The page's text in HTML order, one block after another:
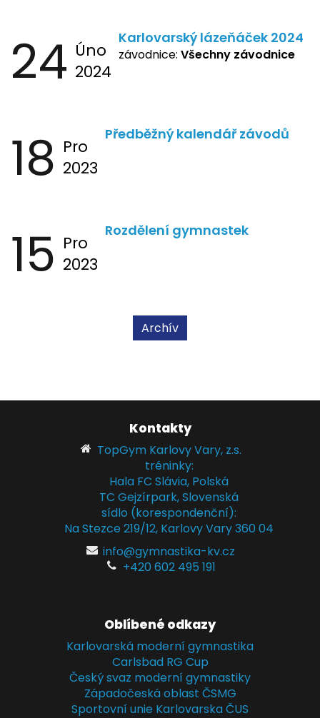
24 Úno
2024
Karlovarský lázeňáček 2024
závodnice: Všechny závodnice
18 Pro
2023
Předběžný kalendář závodů
15 Pro
2023
Rozdělení gymnastek
Archív
Kontakty
TopGym Karlovy Vary, z.s.
tréninky:
Hala FC Slávia, Polská
TC Gejzírpark, Slovenská
sídlo (korespondenční):
Na Stezce 219/12, Karlovy Vary 360 04
info@gymnastika-kv.cz
+420 602 495 191
Oblíbené odkazy
Karlovarská moderní gymnastika
Carlsbad RG Cup
Český svaz moderní gymnastiky
Západočeská oblast ČSMG
Sportovní unie Karlovarska ČUS